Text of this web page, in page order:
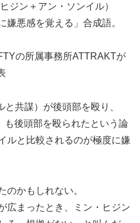
ジン＋アン・ソンイル）
嫌悪感を覚える」合成語。
の所属事務所ATTRAKTが
と共謀）が後頭部を殴り、
も後頭部を殴られたという論
ルと比較されるのが極度に嫌
のかもしれない。
広まったとき、ミン・ヒジン